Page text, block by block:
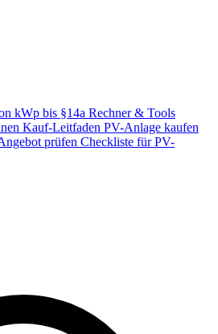
kWp bis §14a Rechner & Tools
Kauf-Leitfaden PV-Anlage kaufen
prüfen Checkliste für PV-